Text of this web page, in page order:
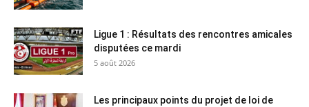
Ligue 1 : Résultats des rencontres amicales
disputées ce mardi
5 août 2026
Les principaux points du projet de loi de